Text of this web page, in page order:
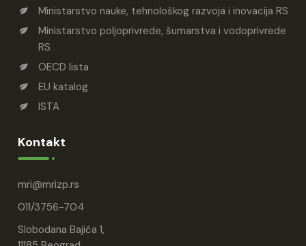
Ministarstvo nauke, tehnološkog razvoja i inovacija RS
Ministarstvo poljoprivrede, šumarstva i vodoprivrede
RS
OECD lista
EU katalog
ISTA
Kontakt
mri
mrizp.rs
011/3756-704
Slobodana Bajića 1,